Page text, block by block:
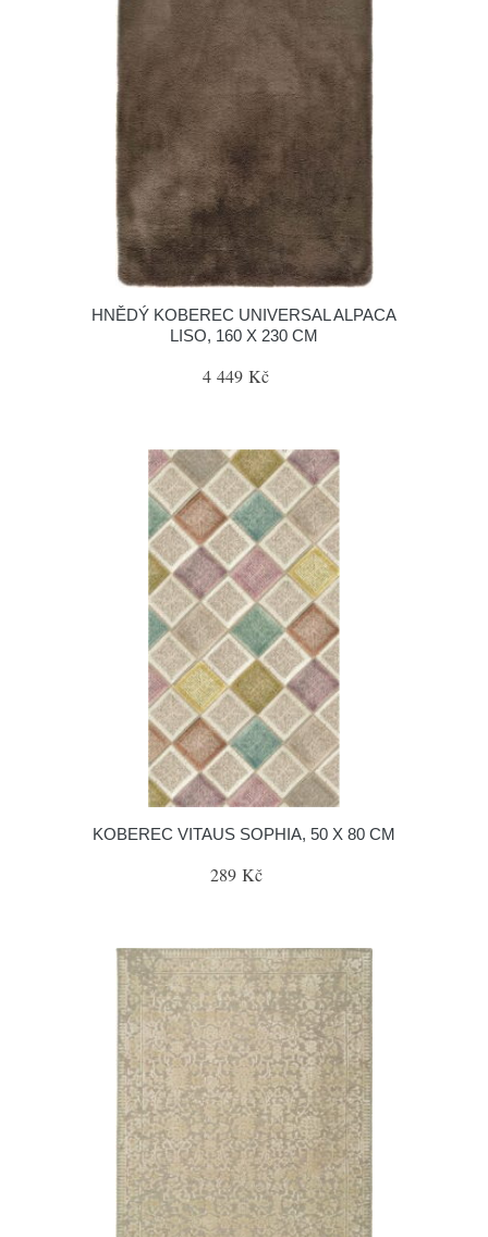
HNĚDÝ KOBEREC UNIVERSAL ALPACA
LISO, 160 X 230 CM
4 449 Kč
KOBEREC VITAUS SOPHIA, 50 X 80 CM
289 Kč